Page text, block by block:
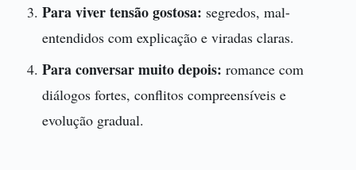
Para viver tensão gostosa: segredos, mal-
entendidos com explicação e viradas claras.
Para conversar muito depois: romance com
diálogos fortes, conflitos compreensíveis e
evolução gradual.